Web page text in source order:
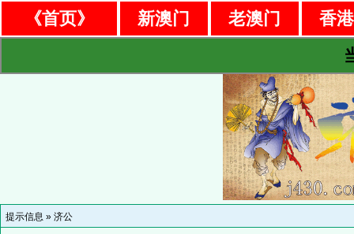
《首页》 新澳门 老澳门
香
提示信息 » 济公